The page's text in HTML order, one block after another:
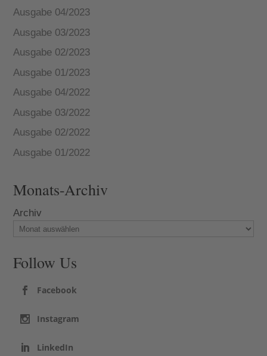
Ausgabe 04/2023
Ausgabe 03/2023
Ausgabe 02/2023
Ausgabe 01/2023
Ausgabe 04/2022
Ausgabe 03/2022
Ausgabe 02/2022
Ausgabe 01/2022
Monats-Archiv
Archiv
Follow Us
Facebook
Instagram
LinkedIn